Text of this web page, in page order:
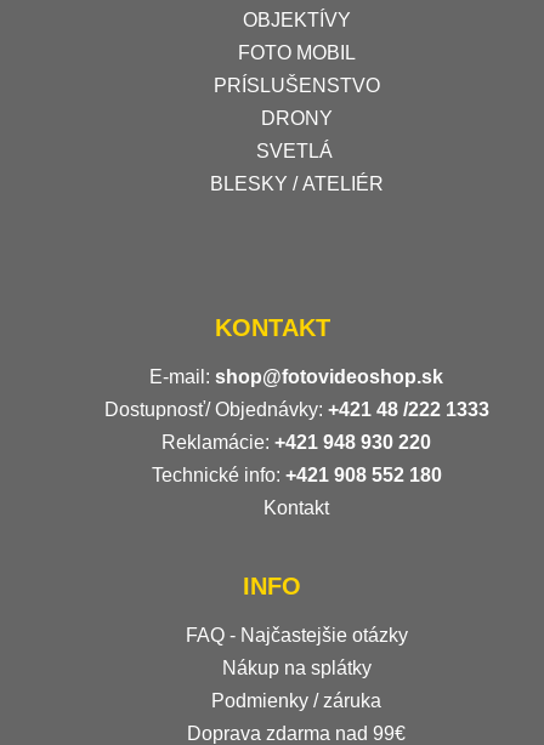
OBJEKTÍVY
FOTO MOBIL
PRÍSLUŠENSTVO
DRONY
SVETLÁ
BLESKY / ATELIÉR
KONTAKT
E-mail: shop@fotovideoshop.sk
Dostupnosť/ Objednávky: +421 48 /222 1333
Reklamácie: +421 948 930 220
Technické info: +421 908 552 180
Kontakt
INFO
FAQ - Najčastejšie otázky
Nákup na splátky
Podmienky / záruka
Doprava zdarma nad 99€